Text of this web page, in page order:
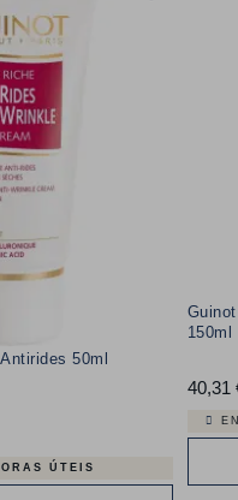
50ml
ÚTEIS
150ml
40,31